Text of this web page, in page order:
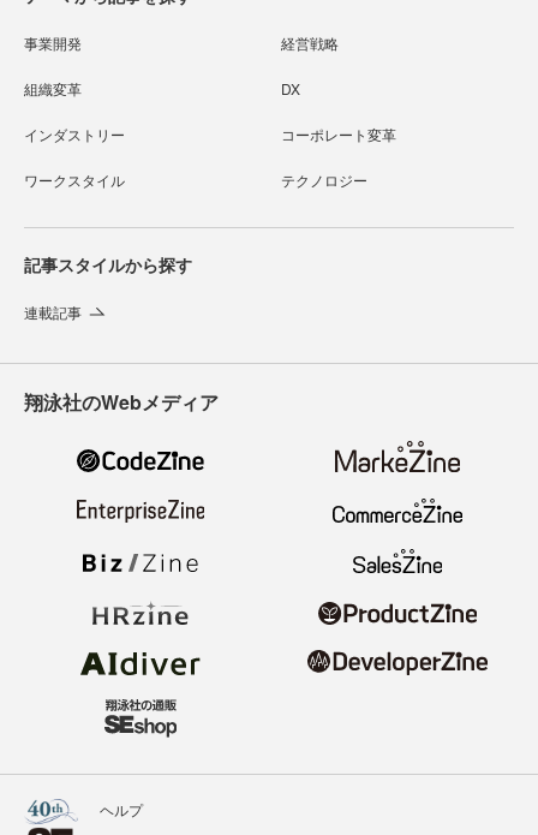
事業開発 経営戦略
組織変革 DX
インダストリー コーポレート変革
ワークスタイル テクノロジー
記事スタイルから探す
連載記事
翔泳社のWebメディア
ヘルプ